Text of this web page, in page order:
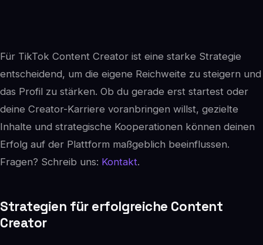
Für TikTok Content Creator ist eine starke Strategie
entscheidend, um die eigene Reichweite zu steigern und
das Profil zu stärken. Ob du gerade erst startest oder
deine Creator-Karriere voranbringen willst, gezielte
Inhalte und strategische Kooperationen können deinen
Erfolg auf der Plattform maßgeblich beeinflussen.
Fragen? Schreib uns: Kontakt.
Strategien für erfolgreiche Content
Creator